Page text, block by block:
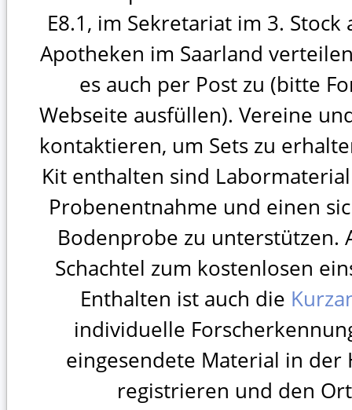
E8.1, im Sekretariat im 3.
Apotheken im Saarland
es auch per Post zu (bitte
Webseite ausfüllen). Vereine
kontaktieren, um Sets zu
Kit enthalten sind
Probenentnahme und einen
Bodenprobe zu unterstützen.
Schachtel zum kostenlosen
Enthalten ist auch die
individuelle
eingesendete Material in der
registrieren und den